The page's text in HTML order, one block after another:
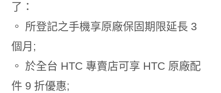
了：
。 所登記之手機享原廠保固期限延長 3
個月;
。 於全台 HTC 專賣店可享 HTC 原廠配
件 9 折優惠;